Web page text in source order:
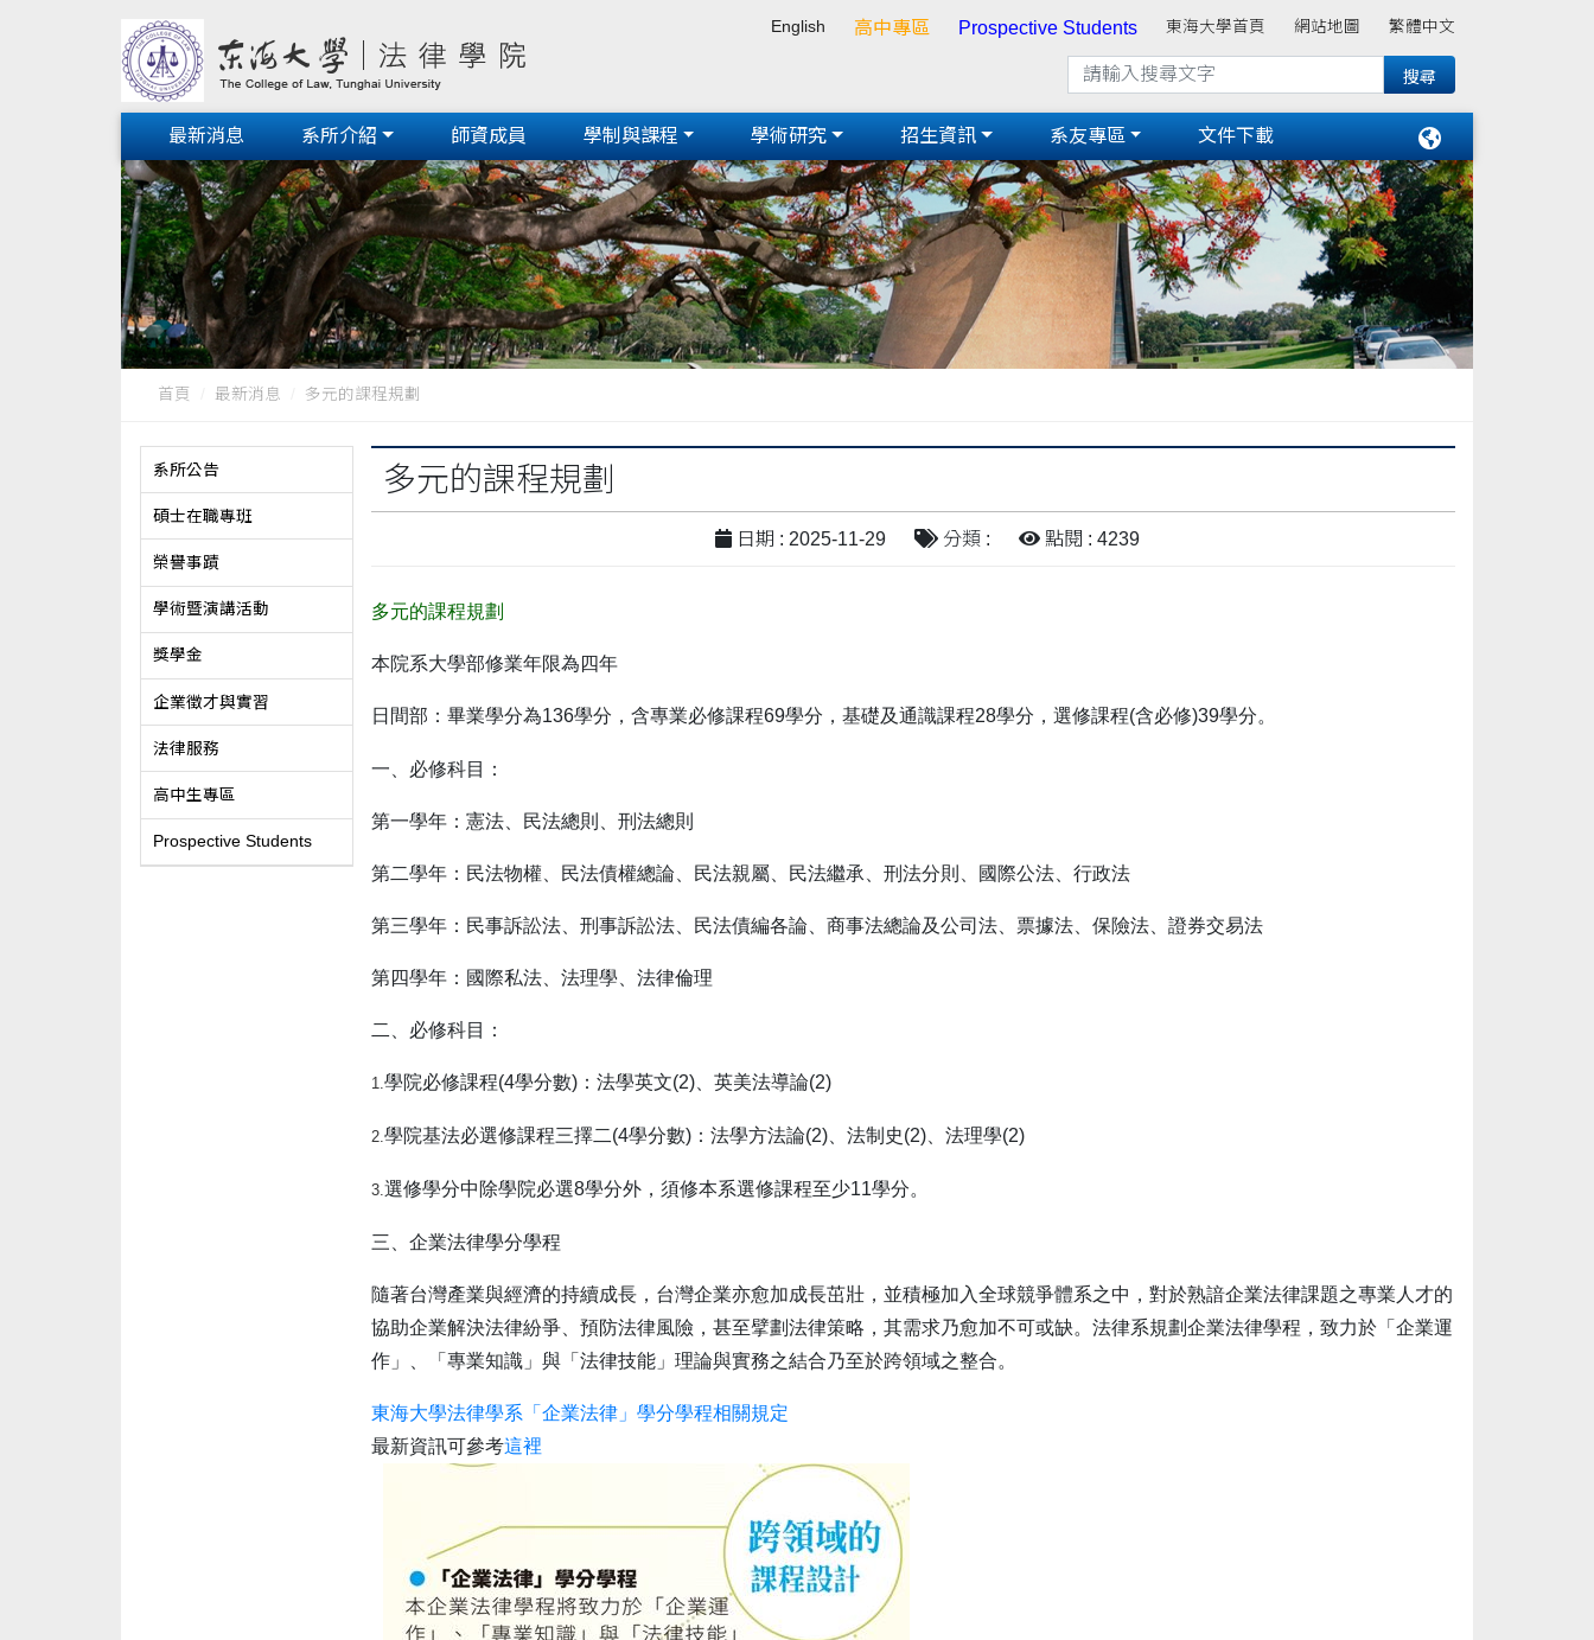
English 高中專區 Prospective Students 東海大學首頁 網站地圖 繁體中文
最新消息 系所介紹 師資成員 學制與課程 學術研究 招生資訊 系友專區 文件下載
首頁 最新消息 多元的課程規劃
系所公告
碩士在職專班
榮譽事蹟
學術暨演講活動
獎學金
企業徵才與實習
法律服務
高中生專區
Prospective Students
多元的課程規劃
日期 : 2025-11-29 分類 : 點閱 : 4239
多元的課程規劃
本院系大學部修業年限為四年
日間部：畢業學分為136學分，含專業必修課程69學分，基礎及通識課程28學分，選修課程(含必修)39學分。
一、必修科目：
第一學年：憲法、民法總則、刑法總則
第二學年：民法物權、民法債權總論、民法親屬、民法繼承、刑法分則、國際公法、行政法
第三學年：民事訴訟法、刑事訴訟法、民法債編各論、商事法總論及公司法、票據法、保險法、證券交易法
第四學年：國際私法、法理學、法律倫理
二、必修科目：
1.學院必修課程(4學分數)：法學英文(2)、英美法導論(2)
2.學院基法必選修課程三擇二(4學分數)：法學方法論(2)、法制史(2)、法理學(2)
3.選修學分中除學院必選8學分外，須修本系選修課程至少11學分。
三、企業法律學分學程
隨著台灣產業與經濟的持續成長，台灣企業亦愈加成長茁壯，並積極加入全球競爭體系之中，對於熟諳企業法律課題之專業人才的
協助企業解決法律紛爭、預防法律風險，甚至擘劃法律策略，其需求乃愈加不可或缺。法律系規劃企業法律學程，致力於「企業運
作」、「專業知識」與「法律技能」理論與實務之結合乃至於跨領域之整合。
東海大學法律學系「企業法律」學分學程相關規定
最新資訊可參考這裡